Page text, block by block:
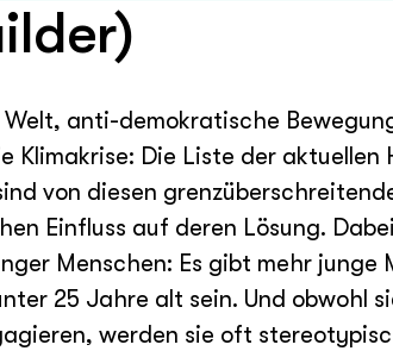
anti-demokratische
Klimakrise: Die Liste der
von diesen
Einfluss auf deren Lösung.
Menschen: Es gibt mehr junge
25 Jahre alt sein. Und obwohl
werden sie oft